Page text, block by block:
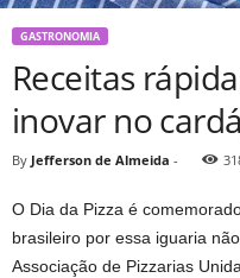
GASTRONOMIA
Receitas
inovar no
By Jefferson de Almeida -
O Dia da Pizza é
brasileiro por essa iguaria
Associação de Pizzarias